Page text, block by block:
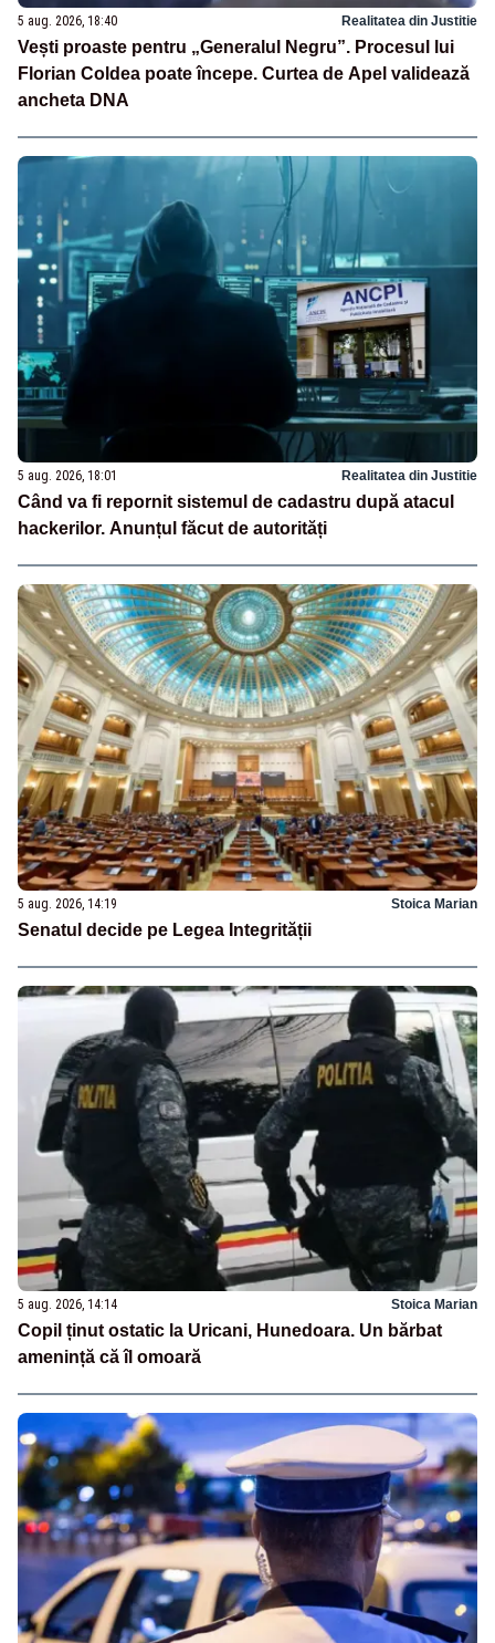
5 aug. 2026, 18:40 Realitatea din Justitie
Vești proaste pentru „Generalul Negru”. Procesul lui
Florian Coldea poate începe. Curtea de Apel validează
ancheta DNA
5 aug. 2026, 18:01 Realitatea din Justitie
Când va fi repornit sistemul de cadastru după atacul
hackerilor. Anunțul făcut de autorități
5 aug. 2026, 14:19 Stoica Marian
Senatul decide pe Legea Integrității
5 aug. 2026, 14:14 Stoica Marian
Copil ținut ostatic la Uricani, Hunedoara. Un bărbat
amenință că îl omoară